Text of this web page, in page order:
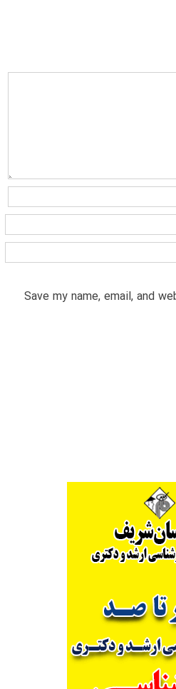
Save my name, email, and